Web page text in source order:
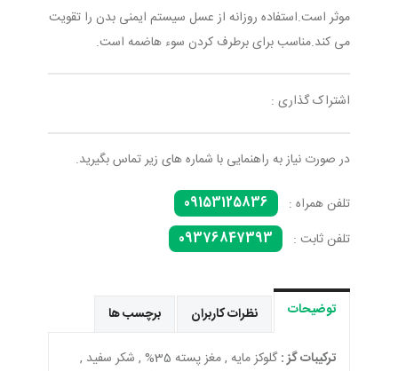
موثر است.استفاده روزانه از عسل سیستم ایمنی بدن را تقویت
می کند.مناسب برای برطرف کردن سوء هاضمه است.
اشتراک گذاری :
در صورت نیاز به راهنمایی با شماره های زیر تماس بگیرید.
تلفن همراه :
09153125836
تلفن ثابت :
09376847393
توضیحات نظرات کاربران برچسب ها
ترکیبات گز :
گلوکز مایه , مغز پسته 35% , شکر سفید ,